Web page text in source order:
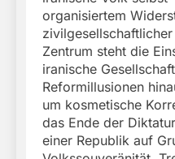
organisiertem
Zentrum steht die
iranische
Reformillusionen
um kosmetische
das Ende der
einer Republik auf